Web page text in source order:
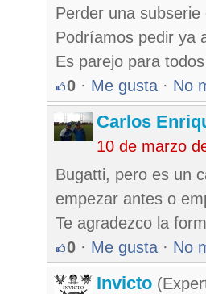
Perder una
Podríamos pedir ya
Es parejo para todos
0 · Me gusta · No
Carlos
10 de marzo
Bugatti, pero es un
empezar antes o
Te agradezco la
0 · Me gusta · No
Invicto